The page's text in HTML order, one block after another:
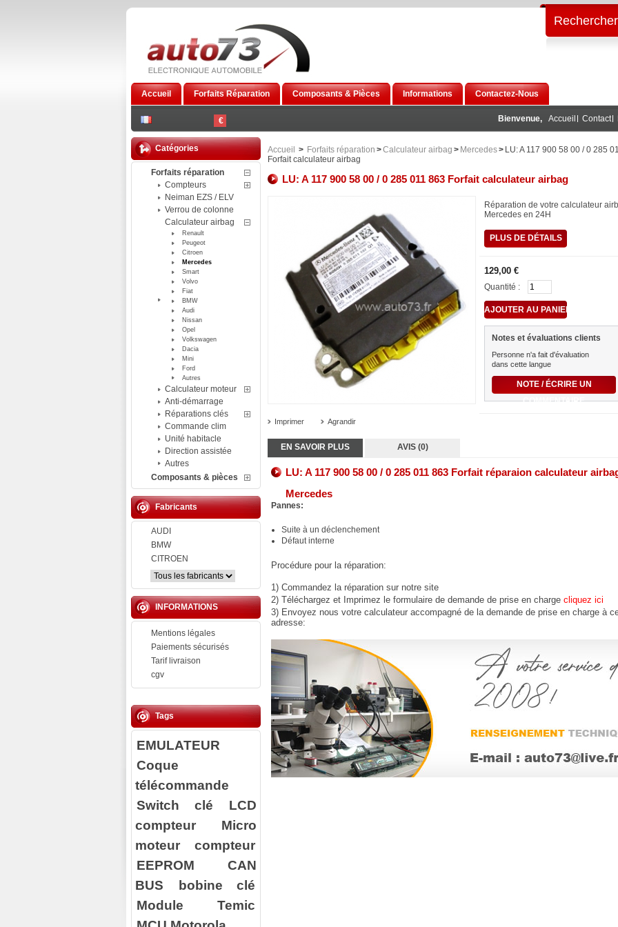
€
Accueil Forfaits Réparation Composants & Pièces Informations Contactez-Nous
Bienvenue, Accueil Contact
Rechercher
Catégories
Forfaits réparation
Compteurs
Neiman EZS / ELV
Verrou de colonne
Calculateur airbag
Renault
Peugeot
Citroen
Mercedes
Smart
Volvo
Fiat
BMW
Audi
Nissan
Opel
Volkswagen
Dacia
Mini
Ford
Autres
Calculateur moteur
Anti-démarrage
Réparations clés
Commande clim
Unité habitacle
Direction assistée
Autres
Composants & pièces
Fabricants
AUDI
BMW
CITROEN
INFORMATIONS
Mentions légales
Paiements sécurisés
Tarif livraison
cgv
Tags
EMULATEUR
Coque
télécommande
Switch clé
LCD
compteur
Micro
moteur compteur
EEPROM
CAN
BUS
bobine clé
Module Temic
Accueil > Forfaits réparation >Calculateur airbag > Mercedes> LU: A 117 900 58 00 / 0 285
Forfait calculateur airbag
LU: A 117 900 58 00 / 0 285 011 863 Forfait calculateur airbag
Imprimer Agrandir
Réparation de votre calculateur
Mercedes en 24H
PLUS DE DÉTAILS
129,00 €
Quantité :
Notes et évaluations clients
Personne n'a fait d'évaluation
dans cette langue
NOTE / ÉCRIRE UN
COMMENTAIRE
EN SAVOIR PLUS AVIS (0)
LU: A 117 900 58 00 / 0 285 011 863 Forfait réparaion calculateur
Mercedes
Pannes:
Suite à un déclenchement
Défaut interne
Procédure pour la réparation:
1) Commandez la réparation sur notre site
2) Téléchargez et Imprimez le formulaire de demande de prise en charge cliquez ici
3) Envoyez nous votre calculateur accompagné de la demande de prise en charge à
adresse: